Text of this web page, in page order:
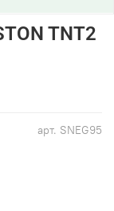
арт. SNEG95
TNT2